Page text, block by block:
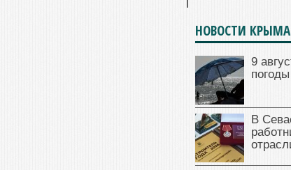
НОВОСТИ
9
В